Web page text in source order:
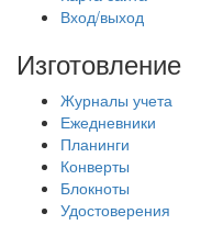
Вход/выход
Изготовление
Журналы учета
Ежедневники
Планинги
Конверты
Блокноты
Удостоверения